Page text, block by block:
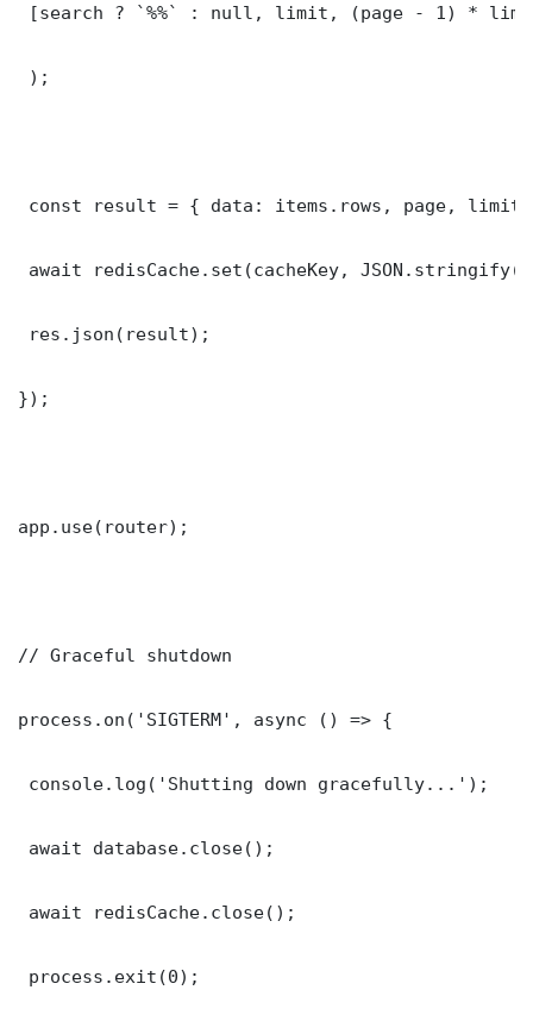
[search ? `%%` : null, limit, (page - 1) *
);
const result = { data: items.rows, page,
await redisCache.set(cacheKey,
res.json(result);
});
app.use(router);
// Graceful shutdown
process.on('SIGTERM', async () => {
console.log('Shutting down gracefully...');
await database.close();
await redisCache.close();
process.exit(0);